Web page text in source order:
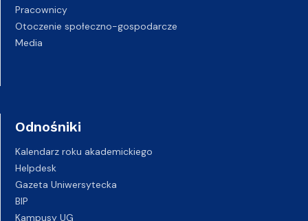
Pracownicy
Otoczenie społeczno-gospodarcze
Media
Odnośniki
Kalendarz roku akademickiego
Helpdesk
Gazeta Uniwersytecka
BIP
Kampusy UG